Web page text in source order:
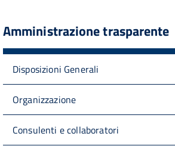
Amministrazione trasparente
Disposizioni Generali
Organizzazione
Consulenti e collaboratori